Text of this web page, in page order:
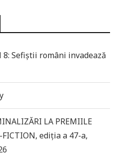
8: Sefiștii români invadează
LA PREMIILE
FICTION, ediția a 47-a,